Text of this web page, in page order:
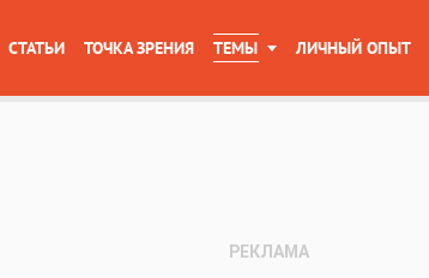
СТАТЬИ ТОЧКА ЗРЕНИЯ ТЕМЫ ЛИЧНЫЙ ОПЫТ